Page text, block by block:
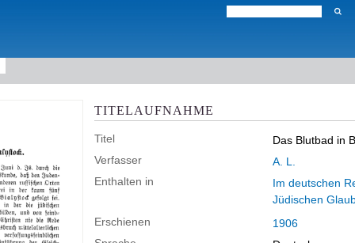
TITELAUFNAHME
Titel
Das Blutbad in
Verfasser
A. L.
Enthalten in
Im deutschen
Jüdischen
Erschienen
1906